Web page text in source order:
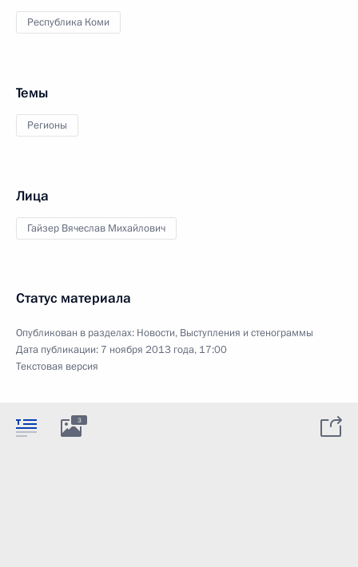
Республика Коми
Темы
Регионы
Лица
Гайзер Вячеслав Михайлович
Статус материала
Опубликован в разделах: Новости, Выступления и стенограммы
Дата публикации: 7 ноября 2013 года, 17:00
Текстовая версия
3